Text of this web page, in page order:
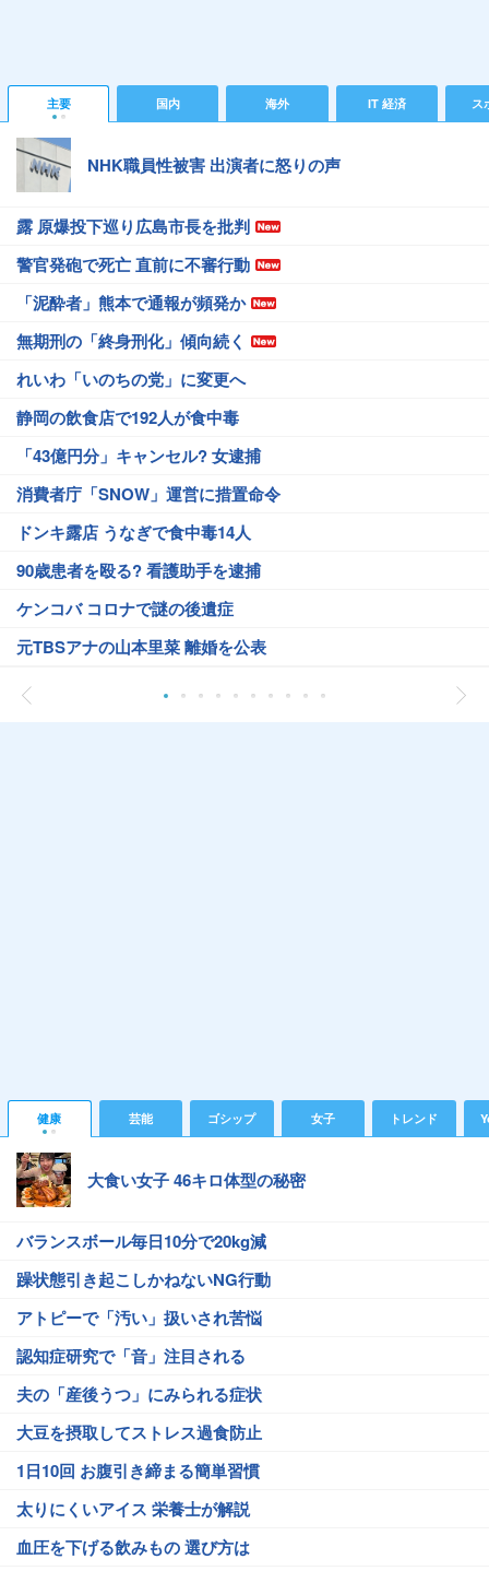
主要 国内 海外 IT 経済 ス
NHK職員性被害 出演者に怒りの声
露 原爆投下巡り広島市長を批判
警官発砲で死亡 直前に不審行動
「泥酔者」熊本で通報が頻発か
無期刑の「終身刑化」傾向続く
れいわ「いのちの党」に変更へ
静岡の飲食店で192人が食中毒
「43億円分」キャンセル? 女逮捕
消費者庁「SNOW」運営に措置命令
ドンキ露店 うなぎで食中毒14人
90歳患者を殴る? 看護助手を逮捕
ケンコバ コロナで謎の後遺症
元TBSアナの山本里菜 離婚を公表
健康 芸能 ゴシップ 女子 トレンド
大食い女子 46キロ体型の秘密
バランスボール毎日10分で20kg減
躁状態引き起こしかねないNG行動
アトピーで「汚い」扱いされ苦悩
認知症研究で「音」注目される
夫の「産後うつ」にみられる症状
大豆を摂取してストレス過食防止
1日10回 お腹引き締まる簡単習慣
太りにくいアイス 栄養士が解説
血圧を下げる飲みもの 選び方は